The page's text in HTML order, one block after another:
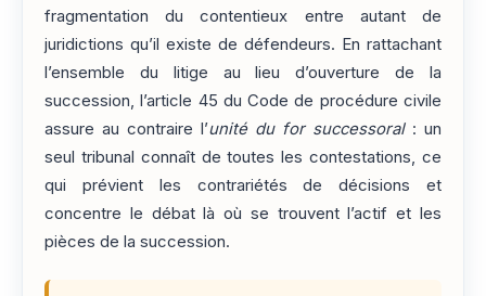
fragmentation du contentieux entre autant de
juridictions qu’il existe de défendeurs. En rattachant
l’ensemble du litige au lieu d’ouverture de la
succession, l’article 45 du Code de procédure civile
assure au contraire l’unité du for successoral: un
seul tribunal connaît de toutes les contestations, ce
qui prévient les contrariétés de décisions et
concentre le débat là où se trouvent l’actif et les
pièces de la succession.